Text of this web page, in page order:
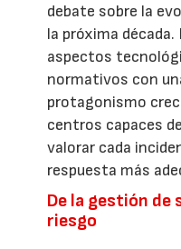
debate sobre la
la próxima
aspectos
normativos con
protagonismo
centros capaces
valorar cada
respuesta más
De la gestión de
riesgo